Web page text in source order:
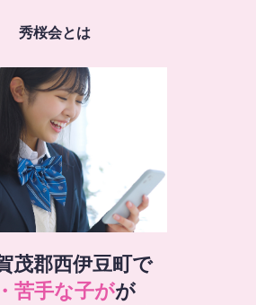
秀桜会とは
茂郡西伊豆町で
苦手な子がが